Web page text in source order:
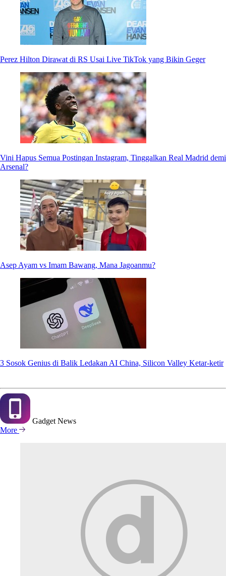
Perez Hilton Dirawat di RS Usai Live TikTok yang Bikin Geger
Vini Hapus Semua Postingan Instagram, Tinggalkan Real Madrid demi
Arsenal?
Asep Ayam vs Imam Bawang, Mana Jagoanmu?
3 Sosok Genius di Balik Ledakan AI China, Silicon Valley Ketar-ketir
Gadget News
More